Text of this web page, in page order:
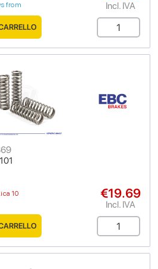
from
Incl. IVA
10
€19.69
Incl. IVA